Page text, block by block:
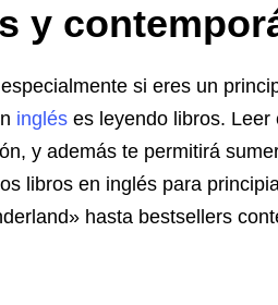
y
si eres un
inglés es leyendo libros.
y además te permitirá
libros en inglés para
hasta bestsellers